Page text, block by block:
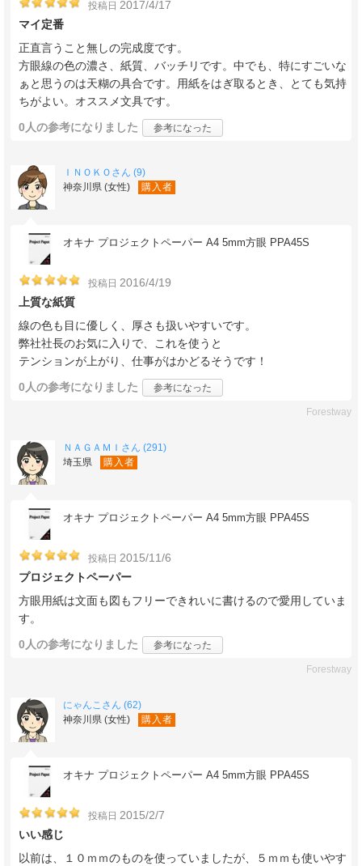
投稿日 2017/4/17
マイ定番
正直言うこと無しの完成度です。
方眼線の色の濃さ、紙質、バッチリです。中でも、特にすごいな
ぁと思うのは天糊の具合です。用紙をはぎ取るとき、とても気持
ちがよい。オススメ文具です。
0人の参考になりました 参考になった
ＩＮＯＫＯさん (9)
神奈川県 (女性)
購入者
オキナ プロジェクトペーパー A4 5mm方眼 PPA45S
投稿日 2016/4/19
上質な紙質
線の色も目に優しく、厚さも扱いやすいです。
弊社社長のお気に入りで、これを使うと
テンションが上がり、仕事がはかどるそうです！
0人の参考になりました 参考になった
Forestway
ＮＡＧＡＭＩさん (291)
埼玉県
購入者
オキナ プロジェクトペーパー A4 5mm方眼 PPA45S
投稿日 2015/11/6
プロジェクトペーパー
方眼用紙は文面も図もフリーできれいに書けるので愛用していま
す。
0人の参考になりました 参考になった
Forestway
にゃんこさん (62)
神奈川県 (女性)
購入者
オキナ プロジェクトペーパー A4 5mm方眼 PPA45S
投稿日 2015/2/7
いい感じ
以前は、１０ｍｍのものを使っていましたが、５ｍｍも使いやす